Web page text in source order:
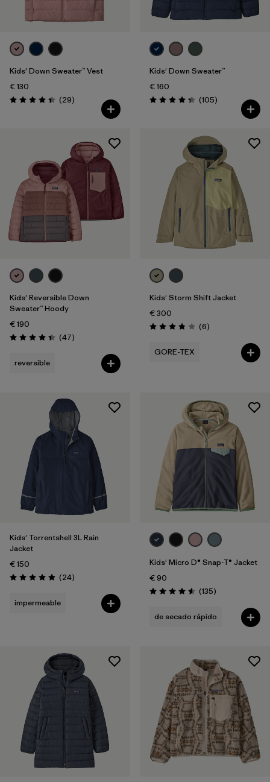
Kids' Down Sweater™ Vest
€ 130
Puntuación: 4.4 / 5
(29Reseñas
)
Kids' Down Sweater™
€ 160
Puntuación: 4.3 / 5
(105Reseñas
)
Kids' Reversible Down
Sweater™ Hoody
€ 190
Puntuación: 4.4 / 5
(47Reseñas
)
reversible
Kids' Storm Shift Jacket
€ 300
Puntuación: 3.8 / 5
(6Reseñas
)
GORE-TEX
Kids' Torrentshell 3L Rain
Jacket
€ 150
Puntuación: 4.9 / 5
(24Reseñas
)
impermeable
Kids' Micro D® Snap-T® Jacket
€ 90
Puntuación: 4.6 / 5
(135Reseñas
)
de secado rápido